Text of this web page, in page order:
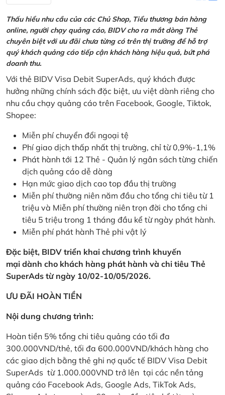
Thấu hiểu nhu cầu của các Chủ Shop, Tiểu thương bán hàng
online, người chạy quảng cáo, BIDV cho ra mắt dòng Thẻ
chuyên biệt với ưu đãi chưa từng có trên thị trường để hỗ trợ
quý khách quảng cáo tiếp cận khách hàng hiệu quả, bứt phá
doanh thu.
Với thẻ BIDV Visa Debit SuperAds, quý khách được
hưởng những chính sách đặc biệt, ưu việt dành riêng cho
nhu cầu chạy quảng cáo trên Facebook, Google, Tiktok,
Shopee:
Miễn phí chuyển đổi ngoại tệ
Phí giao dịch thấp nhất thị trường, chỉ từ 0,9%-1,1%
Phát hành tới 12 Thẻ - Quản lý ngân sách từng chiến
dịch quảng cáo dễ dàng
Hạn mức giao dịch cao top đầu thị trường
Miễn phí thường niên năm đầu cho tổng chi tiêu từ 1
triệu và Miễn phí thường niên trọn đời cho tổng chi
tiêu 5 triệu trong 1 tháng đầu kể từ ngày phát hành.
Miễn phí phát hành Thẻ phi vật lý
Đặc biệt, BIDV triển khai chương trình khuyến
mại dành cho khách hàng phát hành và chi tiêu Thẻ
SuperAds từ ngày 10/02-10/05/2026.
ƯU ĐÃI HOÀN TIỀN
Nội dung chương trình:
Hoàn tiền 5% tổng chi tiêu quảng cáo tối đa
300.000VND/thẻ, tối đa 600.000VND/khách hàng cho
các giao dịch bằng thẻ ghi nợ quốc tế BIDV Visa Debit
SuperAds từ 1.000.000VND trở lên tại các nền tảng
quảng cáo Facebook Ads, Google Ads, TikTok Ads,